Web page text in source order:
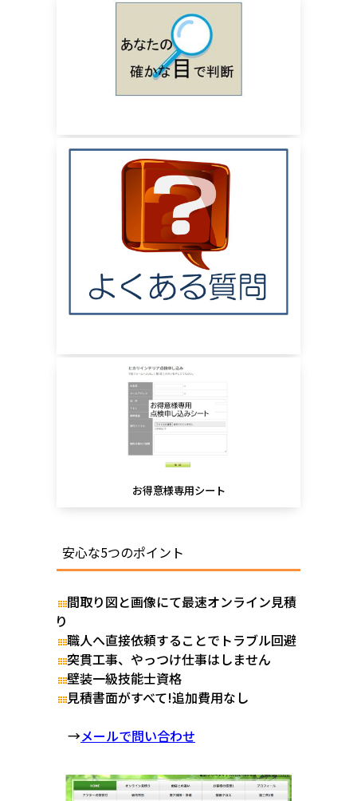
お得意様専用シート
安心な5つのポイント
間取り図と画像にて最速オンライン見積
り
職人へ直接依頼することでトラブル回避
突貫工事、やっつけ仕事はしません
壁装一級技能士資格
見積書面がすべて!追加費用なし
→メールで問い合わせ